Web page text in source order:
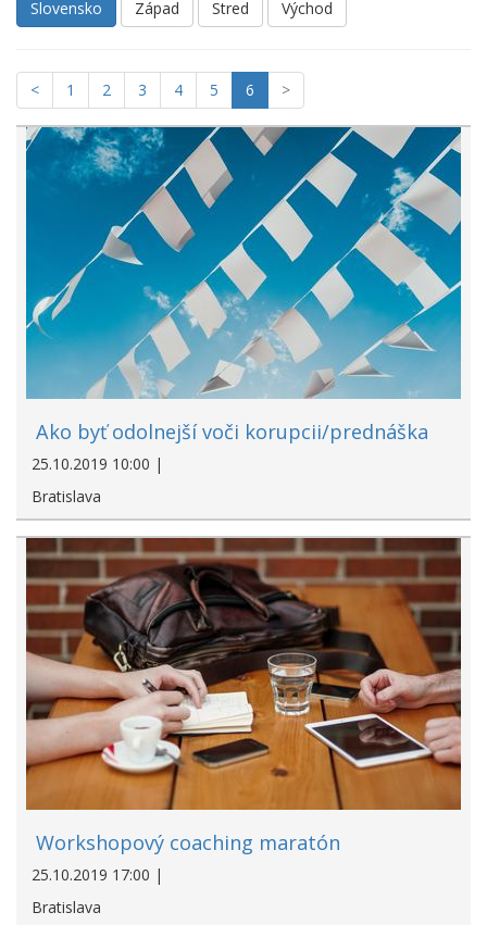
Slovensko Západ Stred Východ
< 1 2 3 4 5 6 >
Ako byť odolnejší voči korupcii/prednáška
25.10.2019 10:00 |
Bratislava
Workshopový coaching maratón
25.10.2019 17:00 |
Bratislava